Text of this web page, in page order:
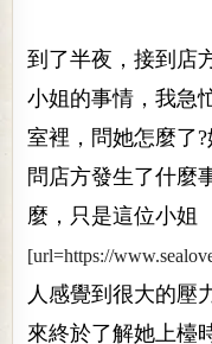
到了半夜，接到店
小姐的事情，我急
室裡，問她怎麼了
問店方發生了什麼
麼，只是這位小姐
[url=https://
人感覺到很大的壓
來終於了解她上檯